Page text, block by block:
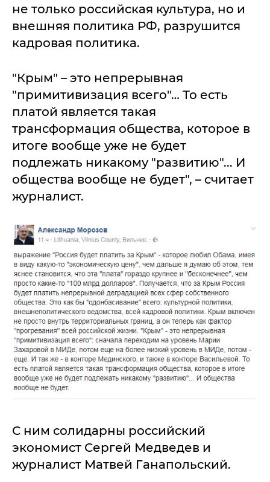
не только российская культура, но и
внешняя политика РФ, разрушится
кадровая политика.
"Крым" – это непрерывная
"примитивизация всего"… То есть
платой является такая
трансформация общества, которое в
итоге вообще уже не будет
подлежать никакому "развитию"... И
общества вообще не будет", – считает
журналист.
С ним солидарны российский
экономист Сергей Медведев и
журналист Матвей Ганапольский.